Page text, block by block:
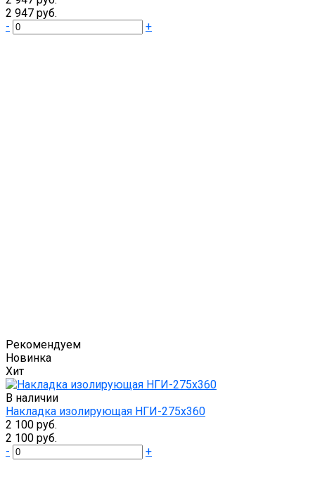
2 947 руб.
-
+
Рекомендуем
Новинка
Хит
В наличии
Накладка изолирующая НГИ-275х360
2 100 руб.
2 100 руб.
-
+